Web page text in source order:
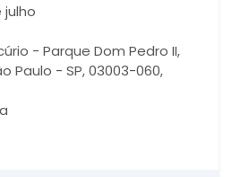
julho
- Parque Dom Pedro II,
Paulo - SP, 03003-060,